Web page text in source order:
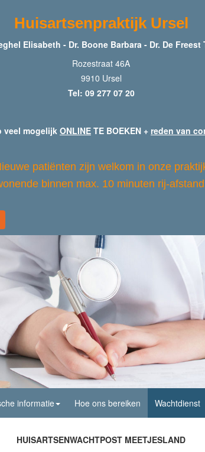
Huisartsenpraktijk Ursel
Elisabeth - Dr. Boone Barbara - Dr. De Freest
Rozestraat 46A
9910 Ursel
Tel: 09 277 07 20
veel mogelijkONLINE TE BOEKEN + reden van
patiënten zijn welkom in onze
binnen max. 10 minuten rij-
informatie Hoe ons bereiken Wachtdienst
HUISARTSENWACHTPOST MEETJESLAND